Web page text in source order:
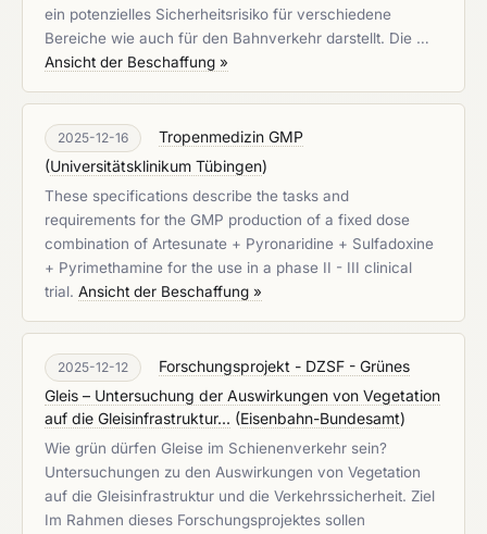
ein potenzielles Sicherheitsrisiko für verschiedene
Bereiche wie auch für den Bahnverkehr darstellt. Die …
Ansicht der Beschaffung »
2025-12-16
Tropenmedizin GMP
(Universitätsklinikum Tübingen)
These specifications describe the tasks and
requirements for the GMP production of a fixed dose
combination of Artesunate + Pyronaridine + Sulfadoxine
+ Pyrimethamine for the use in a phase II - III clinical
trial. Ansicht der Beschaffung »
2025-12-12
Forschungsprojekt - DZSF - Grünes
Gleis – Untersuchung der Auswirkungen von Vegetation
auf die Gleisinfrastruktur... (Eisenbahn-Bundesamt)
Wie grün dürfen Gleise im Schienenverkehr sein?
Untersuchungen zu den Auswirkungen von Vegetation
auf die Gleisinfrastruktur und die Verkehrssicherheit. Ziel
Im Rahmen dieses Forschungsprojektes sollen